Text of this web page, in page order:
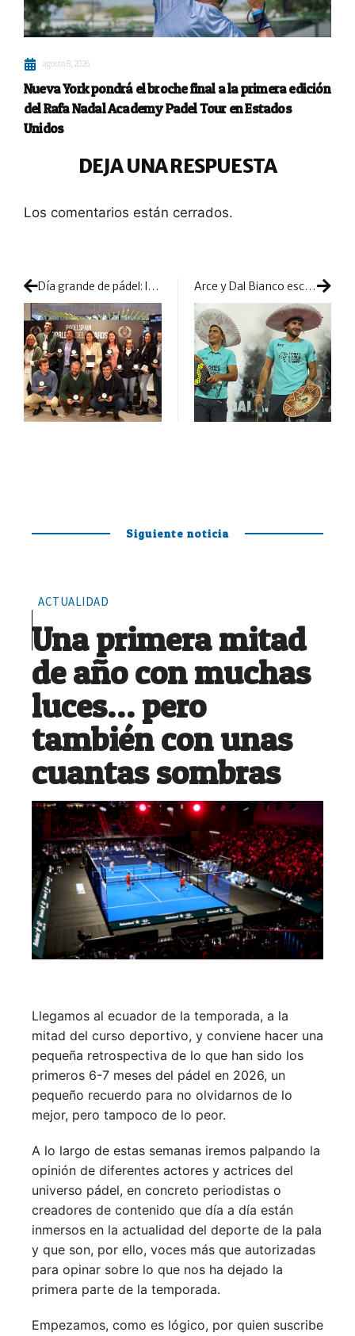
agosto 8, 2026
Nueva York pondrá el broche final a la primera edición
del Rafa Nadal Academy Padel Tour en Estados
Unidos
DEJA UNA RESPUESTA
Los comentarios están cerrados.
Día grande de pádel: los VIII PadelSpain World Padel Awards reconocieron a los mejores de 2022 Arce y Dal Bianco escriben con letras doradas una grandísima temporada: 7 títulos y el Master Final
Siguiente noticia
ACTUALIDAD
Una primera mitad
de año con muchas
luces… pero
también con unas
cuantas sombras
Llegamos al ecuador de la temporada, a la
mitad del curso deportivo, y conviene hacer una
pequeña retrospectiva de lo que han sido los
primeros 6-7 meses del pádel en 2026, un
pequeño recuerdo para no olvidarnos de lo
mejor, pero tampoco de lo peor.
A lo largo de estas semanas iremos palpando la
opinión de diferentes actores y actrices del
universo pádel, en concreto periodistas o
creadores de contenido que día a día están
inmersos en la actualidad del deporte de la pala
y que son, por ello, voces más que autorizadas
para opinar sobre lo que nos ha dejado la
primera parte de la temporada.
Empezamos, como es lógico, por quien suscribe